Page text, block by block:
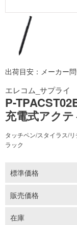
出荷目安：メーカー
エレコム_サプライ
P-
充電式アク
タッチペン/スタイラス/
ラック
標準価格
販売価格
在庫